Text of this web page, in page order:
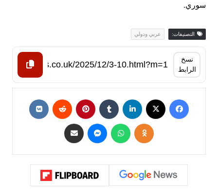
سوري.
التصنيفات: عربي ودولي
نسخ
الرابط